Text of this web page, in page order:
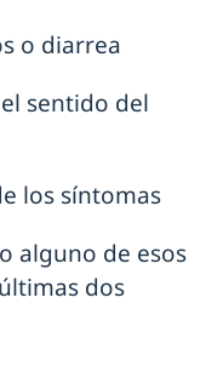
o diarrea
sentido del
los síntomas
alguno de esos
dos